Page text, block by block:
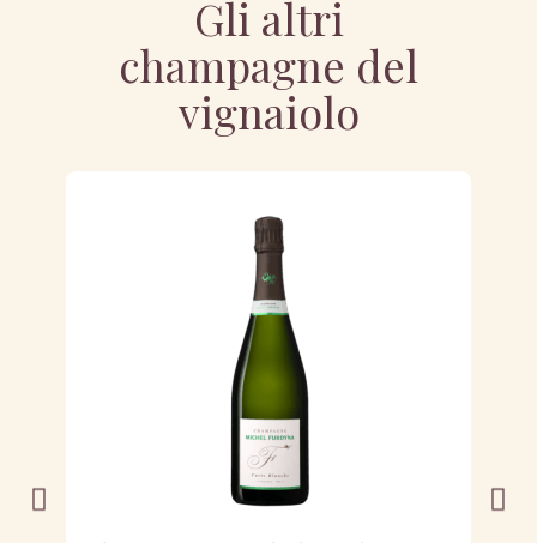
Gli altri
champagne del
vignaiolo